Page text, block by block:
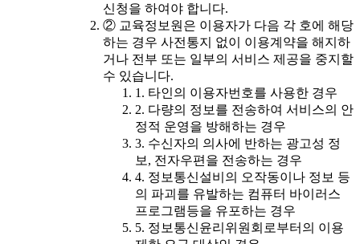
신청을 하여야 합니다.
② 교육정보원은 이용자가 다음 각 호에 해당
하는 경우 사전통지 없이 이용계약을 해지하
거나 전부 또는 일부의 서비스 제공을 중지할
수 있습니다.
1. 타인의 이용자번호를 사용한 경우
2. 다량의 정보를 전송하여 서비스의 안
정적 운영을 방해하는 경우
3. 수신자의 의사에 반하는 광고성 정
보, 전자우편을 전송하는 경우
4. 정보통신설비의 오작동이나 정보 등
의 파괴를 유발하는 컴퓨터 바이러스
프로그램등을 유포하는 경우
5. 정보통신윤리위원회로부터의 이용